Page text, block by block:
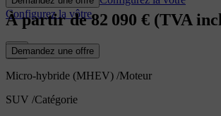
Configurez la vôtre
À partir de82 090 € (TVA
Demandez une offre
Micro-hybride (MHEV) /Moteur
SUV /Catégorie